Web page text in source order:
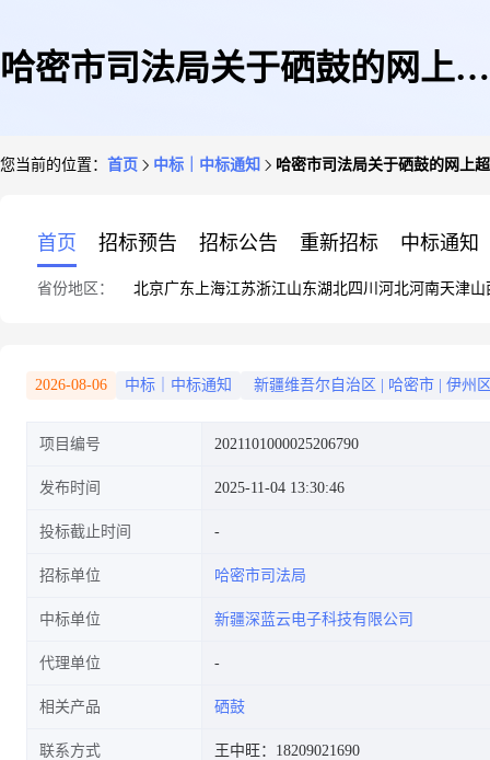
哈密市司法局关于硒鼓的网上超
您当前的位置： 首页 中标｜中标通知 哈密市司法局关于硒鼓的网上
首页 招标预告 招标公告 重新招标 中标通知
省份地区： 北京广东 上海江苏浙江山东湖北四川 河北河南天津山
2026-08-06 中标｜中标通知 新疆维吾尔自治区 哈密市 伊州
项目编号 2021101000025206790
发布时间 2025-11-04 13:30:46
投标截止时间
招标单位 哈密市司法局
中标单位 新疆深蓝云电子科技有限公司
代理单位
相关产品 硒鼓
联系方式 王中旺：18209021690